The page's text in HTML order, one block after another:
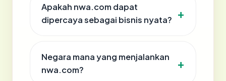
Apakah nwa.com dapat
dipercaya sebagai bisnis nyata?
Negara mana yang menjalankan
nwa.com?